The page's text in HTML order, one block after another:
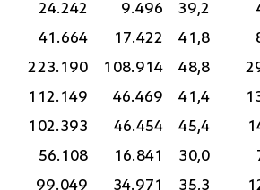
24.242 9.496 39,2
41.664 17.422 41,8
223.190 108.914 48,8
112.149 46.469 41,4
102.393 46.454 45,4
56.108 16.841 30,0
99.049 34.971 35,3